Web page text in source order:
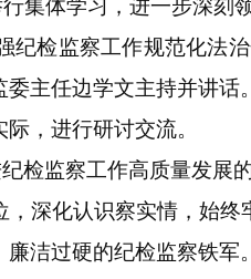
体学习，进一步深刻
检监察工作规范化法
主任边学文主持并讲话。
，进行研讨交流。
监察工作高质量发展
深化认识察实情，始终
洁过硬的纪检监察铁军。